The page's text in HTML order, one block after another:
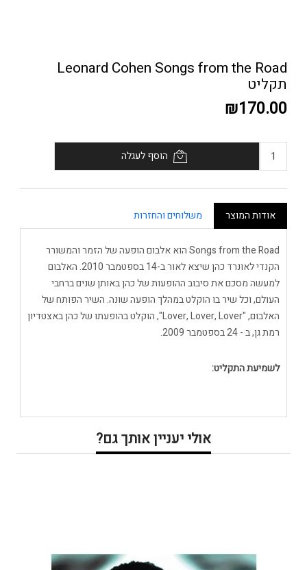
Leonard Cohen Songs from the Road
תקליט
₪170.00
הוסף לעגלה
אודות המוצר משלוחים והחזרות
Songs from the Road הוא אלבום הופעה של הזמר והמשורר
הקנדי לאונרד כהן שיצא לאור ב-14 בספטמבר 2010. האלבום
למעשה מסכם את סיבוב ההופעות של כהן באותן שנים ברחבי
העולם, וכל שיר בו הוקלט במהלך הופעה שונה. השיר הפותח של
האלבום, "Lover, Lover, Lover", הוקלט בהופעתו של כהן באצטדיון
רמת גן, ב - 24 בספטמבר 2009.
לשמיעת התקליט:
אולי יעניין אותך גם?